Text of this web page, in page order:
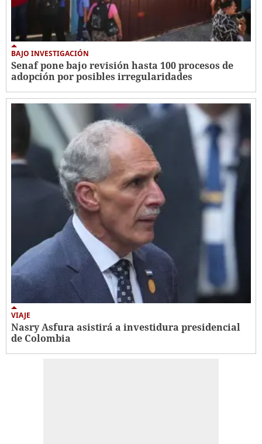
BAJO INVESTIGACIÓN
Senaf pone bajo revisión hasta 100 procesos de
adopción por posibles irregularidades
VIAJE
Nasry Asfura asistirá a investidura presidencial
de Colombia